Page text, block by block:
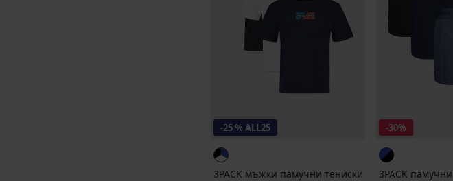
-25 % ALL25
3PACK мъжки памучни тениски
-30%
3PACK